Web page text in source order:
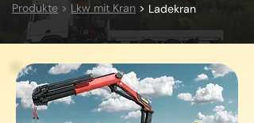
Produkte > Lkw mit Kran > Ladekran